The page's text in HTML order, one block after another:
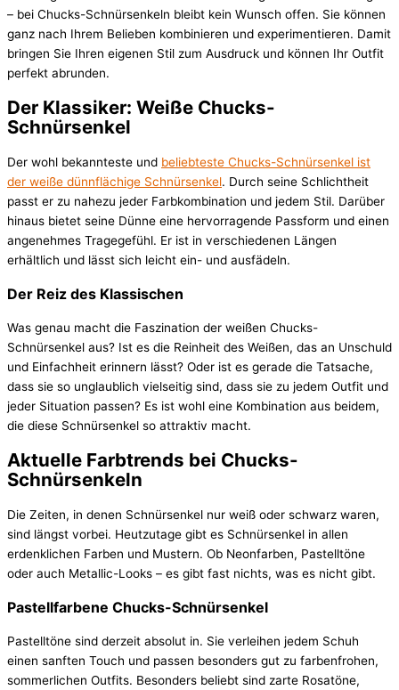
– bei Chucks-Schnürsenkeln bleibt kein Wunsch offen. Sie können
ganz nach Ihrem Belieben kombinieren und experimentieren. Damit
bringen Sie Ihren eigenen Stil zum Ausdruck und können Ihr Outfit
perfekt abrunden.
Der Klassiker: Weiße Chucks-
Schnürsenkel
Der wohl bekannteste und beliebteste Chucks-Schnürsenkel ist
der weiße dünnflächige Schnürsenkel. Durch seine Schlichtheit
passt er zu nahezu jeder Farbkombination und jedem Stil. Darüber
hinaus bietet seine Dünne eine hervorragende Passform und einen
angenehmes Tragegefühl. Er ist in verschiedenen Längen
erhältlich und lässt sich leicht ein- und ausfädeln.
Der Reiz des Klassischen
Was genau macht die Faszination der weißen Chucks-
Schnürsenkel aus? Ist es die Reinheit des Weißen, das an Unschuld
und Einfachheit erinnern lässt? Oder ist es gerade die Tatsache,
dass sie so unglaublich vielseitig sind, dass sie zu jedem Outfit und
jeder Situation passen? Es ist wohl eine Kombination aus beidem,
die diese Schnürsenkel so attraktiv macht.
Aktuelle Farbtrends bei Chucks-
Schnürsenkeln
Die Zeiten, in denen Schnürsenkel nur weiß oder schwarz waren,
sind längst vorbei. Heutzutage gibt es Schnürsenkel in allen
erdenklichen Farben und Mustern. Ob Neonfarben, Pastelltöne
oder auch Metallic-Looks – es gibt fast nichts, was es nicht gibt.
Pastellfarbene Chucks-Schnürsenkel
Pastelltöne sind derzeit absolut in. Sie verleihen jedem Schuh
einen sanften Touch und passen besonders gut zu farbenfrohen,
sommerlichen Outfits. Besonders beliebt sind zarte Rosatöne,